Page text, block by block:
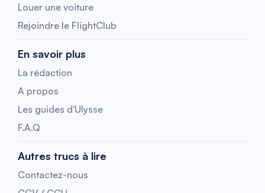
Louer une voiture
Rejoindre le FlightClub
En savoir plus
La rédaction
A propos
Les guides d'Ulysse
F.A.Q
Autres trucs à lire
Contactez-nous